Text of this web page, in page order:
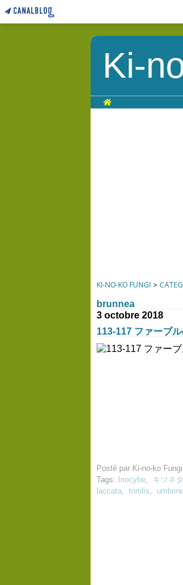
Ki-
Home
KI-NO-KO FUNGI >
brunnea
3 octobre 2018
113-117 ファーブ
Posté par Ki-no-ko
Tags:
Inocybe, キツネ
laccata, tortilis,